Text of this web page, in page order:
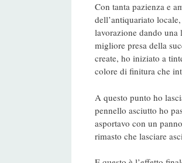
Con tanta pazienza e
dell’antiquariato
lavorazione dando una
migliore presa della
create, ho iniziato a
colore di finitura che
A questo punto ho
pennello asciutto ho
asportavo con un
rimasto che lasciare